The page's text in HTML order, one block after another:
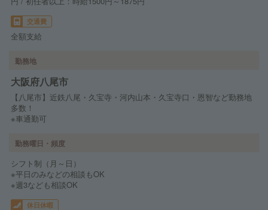
交通費
全額支給
勤務地
大阪府八尾市
【八尾市】近鉄八尾・久宝寺・河内山本・久宝寺口・恩智など勤務地
多数！
※車通勤可
勤務曜日・頻度
シフト制（月～日）
※平日のみなどの相談もOK
※週3なども相談OK
休日休暇